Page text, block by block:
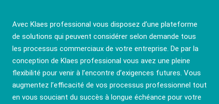
Avec Klaes professional vous disposez d’une plateforme
de solutions qui peuvent considérer selon demande tous
les processus commerciaux de votre entreprise. De par la
conception de Klaes professional vous avez une pleine
flexibilité pour venir à l’encontre d’exigences futures. Vous
augmentez l’efficacité de vos processus professionnel tout
en vous souciant du succès à longue échéance pour votre